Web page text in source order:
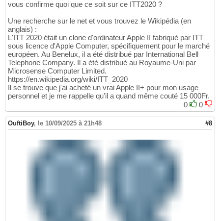
vous confirme quoi que ce soit sur ce ITT2020 ?
Une recherche sur le net et vous trouvez le Wikipédia (en
anglais) :
L'ITT 2020 était un clone d'ordinateur Apple II fabriqué par ITT
sous licence d'Apple Computer, spécifiquement pour le marché
européen. Au Benelux, il a été distribué par International Bell
Telephone Company. Il a été distribué au Royaume-Uni par
Microsense Computer Limited.
https://en.wikipedia.org/wiki/ITT_2020
Il se trouve que j'ai acheté un vrai Apple II+ pour mon usage
personnel et je me rappelle qu'il a quand même couté 15 000Fr.
0
0
OuftiBoy, le 10/09/2025 à 21h48 #8